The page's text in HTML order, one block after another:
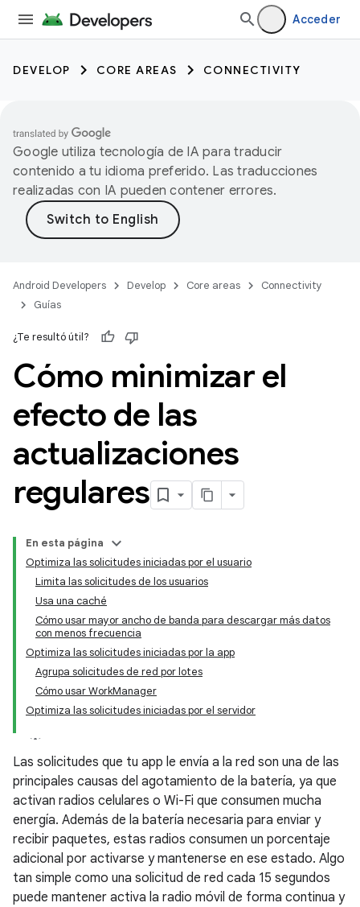
Acceder
DEVELOP CORE AREAS CONNECTIVITY
Google utiliza tecnología de IA para traducir
contenido a tu idioma preferido. Las traducciones
realizadas con IA pueden contener errores.
Android Developers Develop Core areas
Connectivity
Guías
¿Te resultó útil?
Cómo minimizar el
efecto de las
actualizaciones
regulares
En esta página
Optimiza las solicitudes iniciadas por el usuario
Limita las solicitudes de los usuarios
Usa una caché
Cómo usar mayor ancho de banda para descargar más datos
con menos frecuencia
Optimiza las solicitudes iniciadas por la app
Agrupa solicitudes de red por lotes
Cómo usar WorkManager
Optimiza las solicitudes iniciadas por el servidor
Las solicitudes que tu app le envía a la red son una de las
principales causas del agotamiento de la batería, ya que
activan radios celulares o Wi-Fi que consumen mucha
energía. Además de la batería necesaria para enviar y
recibir paquetes, estas radios consumen un porcentaje
adicional por activarse y mantenerse en ese estado. Algo
tan simple como una solicitud de red cada 15 segundos
puede mantener activa la radio móvil de forma continua y